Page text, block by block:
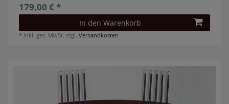
179,00 € *
In den Warenkorb
* inkl. ges. MwSt. zzgl.Versandkosten